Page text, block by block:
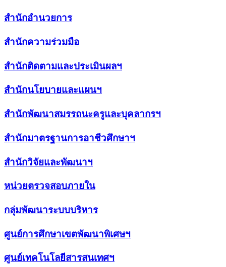
สำนักอำนวยการ
สำนักความร่วมมือ
สำนักติดตามและประเมินผลฯ
สำนักนโยบายและแผนฯ
สำนักพัฒนาสมรรถนะครูและบุคลากรฯ
สำนักมาตรฐานการอาชีวศึกษาฯ
สำนักวิจัยและพัฒนาฯ
หน่วยตรวจสอบภายใน
กลุ่มพัฒนาระบบบริหาร
ศูนย์การศึกษาเขตพัฒนาพิเศษฯ
ศูนย์เทคโนโลยีสารสนเทศฯ